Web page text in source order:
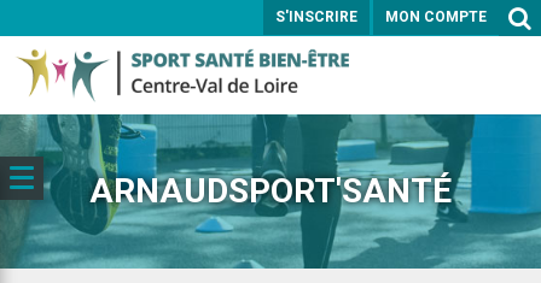
S'INSCRIRE MON COMPTE
ENVOYER
ARNAUDSPORT'SANTÉ